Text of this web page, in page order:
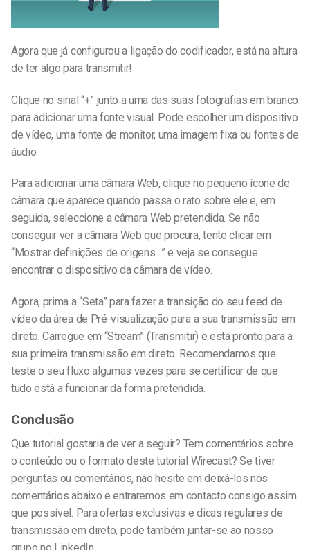
Agora que já configurou a ligação do codificador, está na altura
de ter algo para transmitir!
Clique no sinal “+” junto a uma das suas fotografias em branco
para adicionar uma fonte visual. Pode escolher um dispositivo
de vídeo, uma fonte de monitor, uma imagem fixa ou fontes de
áudio.
Para adicionar uma câmara Web, clique no pequeno ícone de
câmara que aparece quando passa o rato sobre ele e, em
seguida, seleccione a câmara Web pretendida. Se não
conseguir ver a câmara Web que procura, tente clicar em
“Mostrar definições de origens…” e veja se consegue
encontrar o dispositivo da câmara de vídeo.
Agora, prima a “Seta” para fazer a transição do seu feed de
vídeo da área de Pré-visualização para a sua transmissão em
direto. Carregue em “Stream” (Transmitir) e está pronto para a
sua primeira transmissão em direto. Recomendamos que
teste o seu fluxo algumas vezes para se certificar de que
tudo está a funcionar da forma pretendida.
Conclusão
Que tutorial gostaria de ver a seguir? Tem comentários sobre
o conteúdo ou o formato deste tutorial Wirecast? Se tiver
perguntas ou comentários, não hesite em deixá-los nos
comentários abaixo e entraremos em contacto consigo assim
que possível. Para ofertas exclusivas e dicas regulares de
transmissão em direto, pode também juntar-se ao nosso
grupo no LinkedIn.